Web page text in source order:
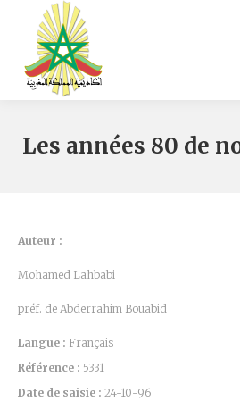
Les années 80 de
Auteur :
Mohamed Lahbabi
préf. de Abderrahim Bouabid
Langue : Français
Référence : 5331
Date de saisie : 24-10-96